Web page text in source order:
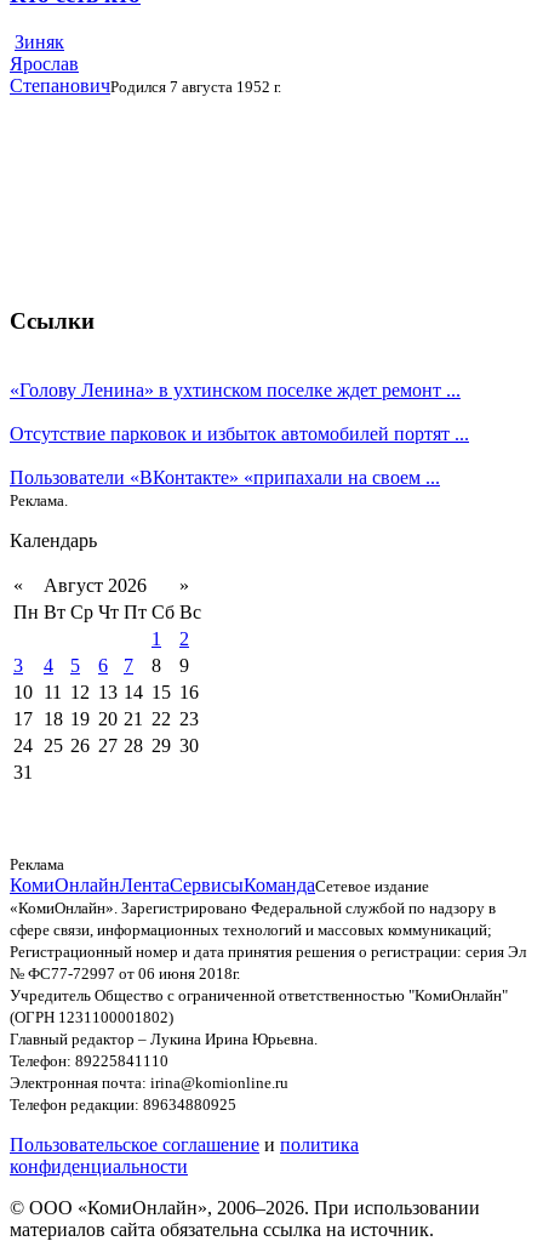
Зиняк
Ярослав
СтепановичРодился 7 августа 1952 г.
Ссылки
«Голову Ленина» в ухтинском поселке ждет ремонт ...
Отсутствие парковок и избыток автомобилей портят ...
Пользователи «ВКонтакте» «припахали на своем ...
Реклама.
Календарь
« Август 2026
»
Пн Вт Ср Чт Пт Сб Вс
1
2
3
4 5 6 7 8
9
10 11 12 13 14 15 16
17 18 19 20 21 22 23
24 25 26 27 28 29 30
31
Реклама
КомиОнлайнЛентаСервисыКомандаСетевое издание
«КомиОнлайн». Зарегистрировано Федеральной службой по надзору в
сфере связи, информационных технологий и массовых коммуникаций;
Регистрационный номер и дата принятия решения о регистрации: серия Эл
№ ФС77-72997 от 06 июня 2018г.
Учредитель Общество с ограниченной ответственностью "КомиОнлайн"
(ОГРН 1231100001802)
Главный редактор – Лукина Ирина Юрьевна.
Телефон: 89225841110
Электронная почта: irina@komionline.ru
Телефон редакции: 89634880925
Пользовательское соглашение и политика
конфиденциальности
© ООО «КомиОнлайн», 2006–2026. При использовании
материалов сайта обязательна ссылка на источник.